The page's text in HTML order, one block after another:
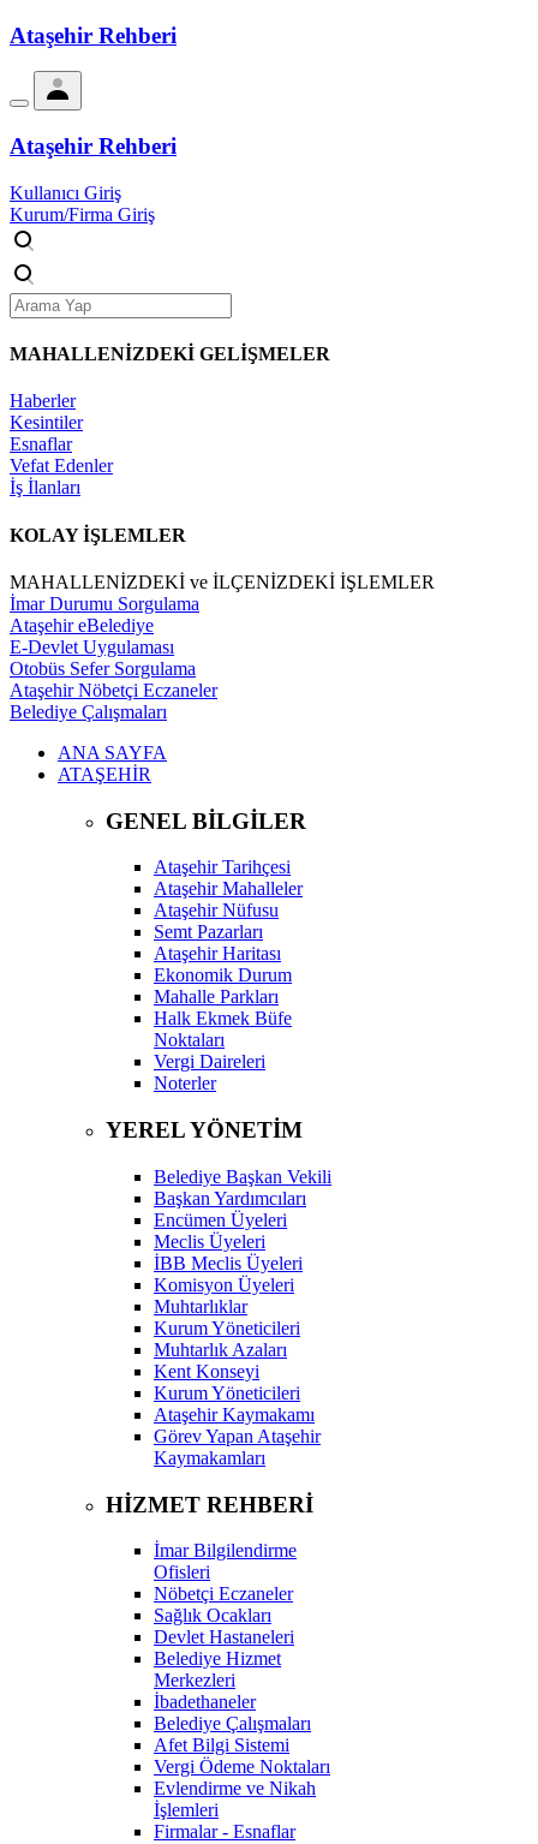
Ataşehir Rehberi
Ataşehir Rehberi
Kullanıcı Giriş
Kurum/Firma Giriş
MAHALLENİZDEKİ GELİŞMELER
Haberler
Kesintiler
Esnaflar
Vefat Edenler
İş İlanları
KOLAY İŞLEMLER
MAHALLENİZDEKİ ve İLÇENİZDEKİ İŞLEMLER
İmar Durumu Sorgulama
Ataşehir eBelediye
E-Devlet Uygulaması
Otobüs Sefer Sorgulama
Ataşehir Nöbetçi Eczaneler
Belediye Çalışmaları
ANA SAYFA
ATAŞEHİR
GENEL BİLGİLER
Ataşehir Tarihçesi
Ataşehir Mahalleler
Ataşehir Nüfusu
Semt Pazarları
Ataşehir Haritası
Ekonomik Durum
Mahalle Parkları
Halk Ekmek Büfe
Noktaları
Vergi Daireleri
Noterler
YEREL YÖNETİM
Belediye Başkan Vekili
Başkan Yardımcıları
Encümen Üyeleri
Meclis Üyeleri
İBB Meclis Üyeleri
Komisyon Üyeleri
Muhtarlıklar
Kurum Yöneticileri
Muhtarlık Azaları
Kent Konseyi
Kurum Yöneticileri
Ataşehir Kaymakamı
Görev Yapan Ataşehir
Kaymakamları
HİZMET REHBERİ
İmar Bilgilendirme
Ofisleri
Nöbetçi Eczaneler
Sağlık Ocakları
Devlet Hastaneleri
Belediye Hizmet
Merkezleri
İbadethaneler
Belediye Çalışmaları
Afet Bilgi Sistemi
Vergi Ödeme Noktaları
Evlendirme ve Nikah
İşlemleri
Firmalar - Esnaflar